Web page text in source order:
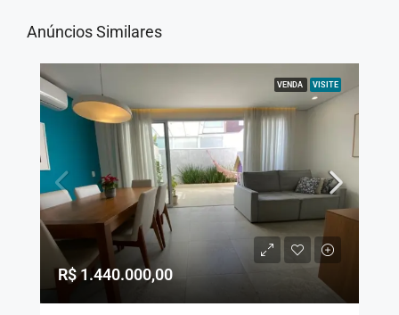
Anúncios Similares
VENDA VISITE
R$ 1.440.000,00